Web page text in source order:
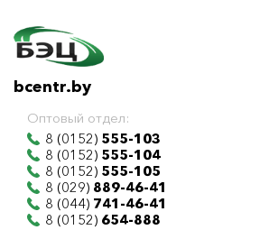
bcentr.by
Оптовый отдел:
8 (0152) 555-103
8 (0152) 555-104
8 (0152) 555-105
8 (029) 889-46-41
8 (044) 741-46-41
8 (0152) 654-888